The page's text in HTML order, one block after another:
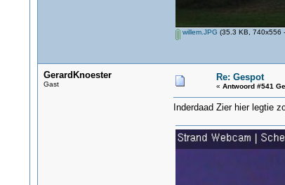
willem.JPG (35.3 KB, 740x556
GerardKnoester
Gast
Re: Gespot
« Antwoord #541
Inderdaad Zier hier legtie